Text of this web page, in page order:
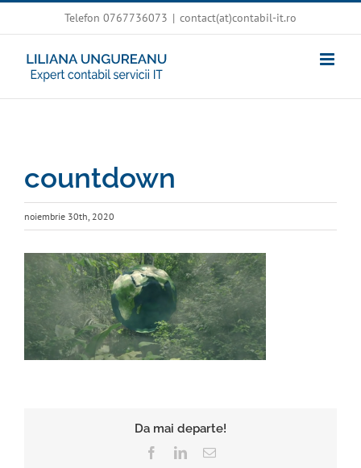
to
content
Telefon 0767736073 | contact(at)contabil-it.ro
countdown
noiembrie 30th, 2020
Da mai departe!
FacebookLinkedIn
E-